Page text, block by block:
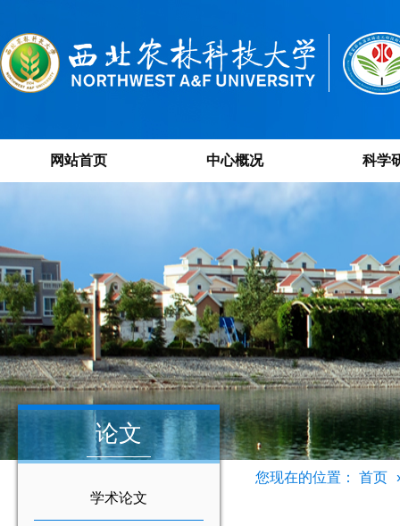
网站首页 中心概况 科学
论文
学术论文
您现在的位置： 首页